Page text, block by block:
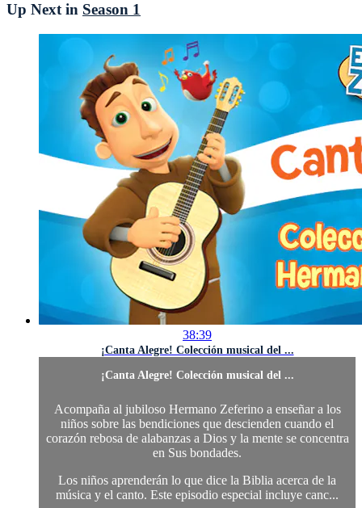
Up Next in Season 1
38:39
¡Canta Alegre! Colección musical del ...
¡Canta Alegre! Colección musical del ...
Acompaña al jubiloso Hermano Zeferino a enseñar a los
niños sobre las bendiciones que descienden cuando el
corazón rebosa de alabanzas a Dios y la mente se concentra
en Sus bondades.
Los niños aprenderán lo que dice la Biblia acerca de la
música y el canto. Este episodio especial incluye canc...